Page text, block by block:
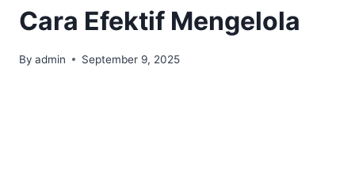
Cara Efektif Mengelola
By admin September 9, 2025